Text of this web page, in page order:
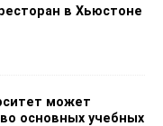
в Хьюстоне
может
основных учебных